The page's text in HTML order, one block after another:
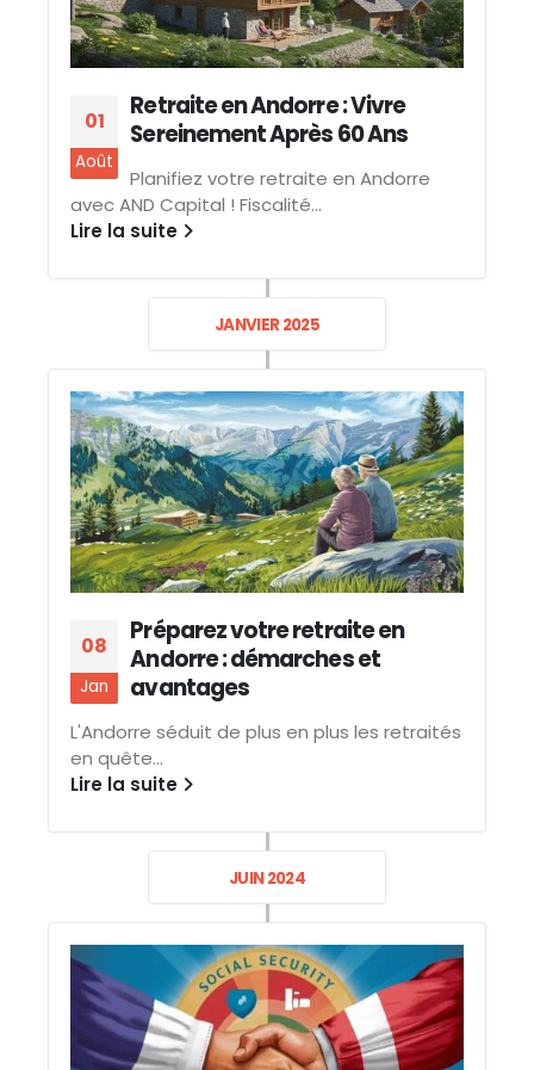
01
Août
Retraite en Andorre : Vivre
Sereinement Après 60 Ans
Planifiez votre retraite en Andorre
avec AND Capital ! Fiscalité...
Lire la suite
JANVIER 2025
08
Jan
Préparez votre retraite en
Andorre : démarches et
avantages
L'Andorre séduit de plus en plus les retraités
en quête...
Lire la suite
JUIN 2024